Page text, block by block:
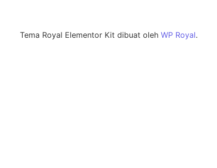
Tema Royal Elementor Kit dibuat oleh WP Royal.